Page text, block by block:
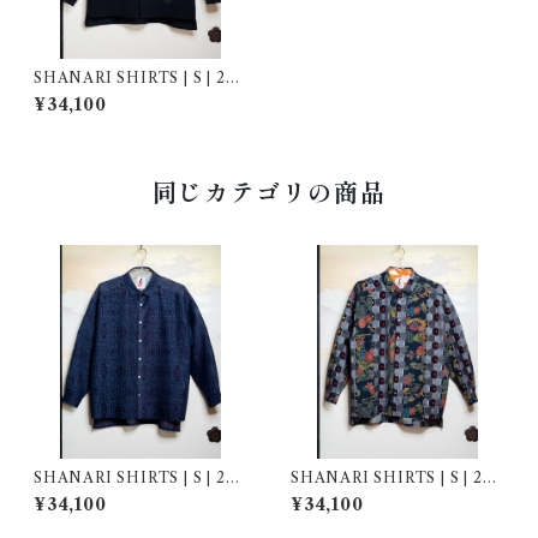
SHANARI SHIRTS | S | 262
036
¥34,100
同じカテゴリの商品
SHANARI SHIRTS | S | 262
039
¥34,100
SHANARI SHIRTS | S | 261
040
¥34,100